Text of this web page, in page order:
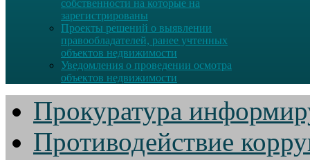
собственности на которые на
зарегистрированы
Проекты решений о выявлении
правообладателей, ранее учтенных
объектов недвижимости
Уведомления о проведении осмотра
объектов недвижимости
Прокуратура
Противодействие